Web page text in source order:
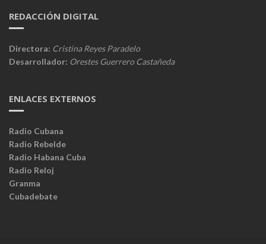
REDACCIÓN DIGITAL
Directora: Cristina Reyes Paradelo
Desarrollador: Orestes Guerrero Castañeda
ENLACES EXTERNOS
Radio Cubana
Radio Rebelde
Radio Habana Cuba
Radio Reloj
Granma
Cubadebate